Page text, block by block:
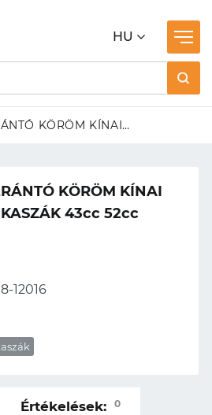
HU
KÖRÖM KÍNAI
KÖRÖM KÍNAI
43cc 52cc
12016
Értékelések: 0